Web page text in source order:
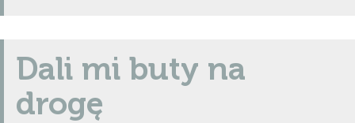
Dali mi buty na
drogę